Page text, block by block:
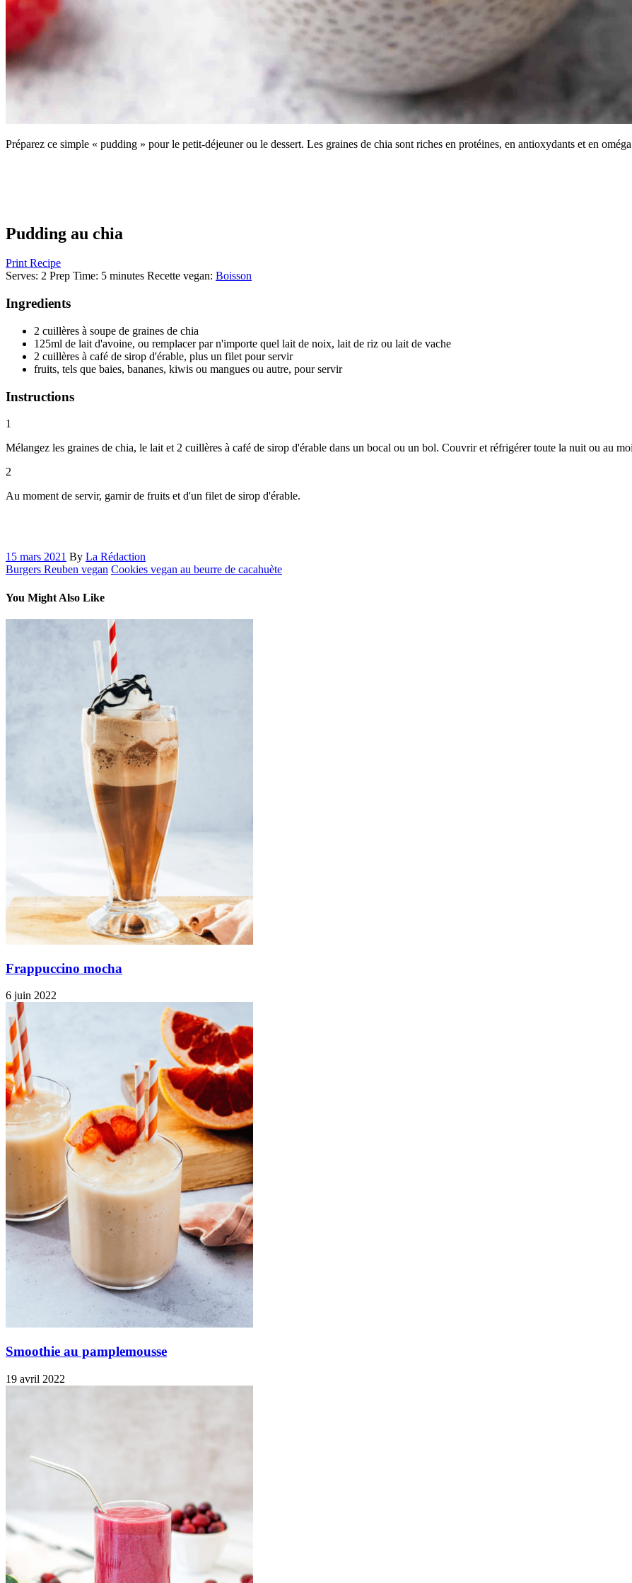
Préparez ce simple « pudding » pour le petit-déjeuner ou le dessert. Les graines de chia sont riches en protéines, en antioxydants et en
Pudding au chia
Print Recipe
Serves: 2 Prep Time: 5 minutes Recette vegan: Boisson
Ingredients
2 cuillères à soupe de graines de chia
125ml de lait d'avoine, ou remplacer par n'importe quel lait de noix, lait de riz ou lait de vache
2 cuillères à café de sirop d'érable, plus un filet pour servir
fruits, tels que baies, bananes, kiwis ou mangues ou autre, pour servir
Instructions
1
Mélangez les graines de chia, le lait et 2 cuillères à café de sirop d'érable dans un bocal ou un bol. Couvrir et réfrigérer toute la nuit ou au
2
Au moment de servir, garnir de fruits et d'un filet de sirop d'érable.
15 mars 2021 By La Rédaction
Burgers Reuben vegan Cookies vegan au beurre de cacahuète
You Might Also Like
Frappuccino mocha
6 juin 2022
Smoothie au pamplemousse
19 avril 2022